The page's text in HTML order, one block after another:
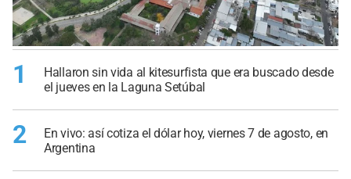
1
Hallaron sin vida al kitesurfista que era buscado desde
el jueves en la Laguna Setúbal
2
En vivo: así cotiza el dólar hoy, viernes 7 de agosto, en
Argentina